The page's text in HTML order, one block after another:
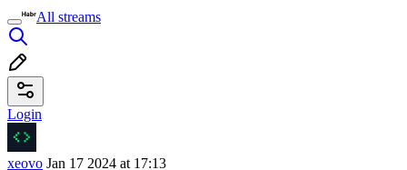
All streams
Login
xeovo Jan 17 2024 at 17:13